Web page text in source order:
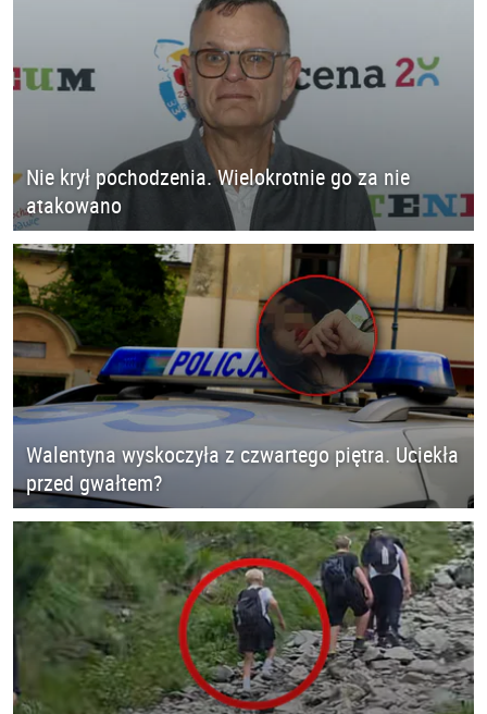
Nie krył pochodzenia. Wielokrotnie go za nie
atakowano
Walentyna wyskoczyła z czwartego piętra. Uciekła
przed gwałtem?